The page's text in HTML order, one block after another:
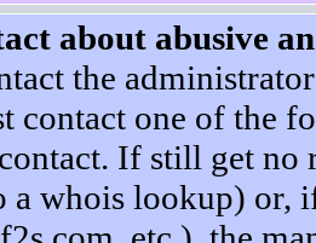
about abusive
the
contact one of the
If still get no
a whois lookup) or,